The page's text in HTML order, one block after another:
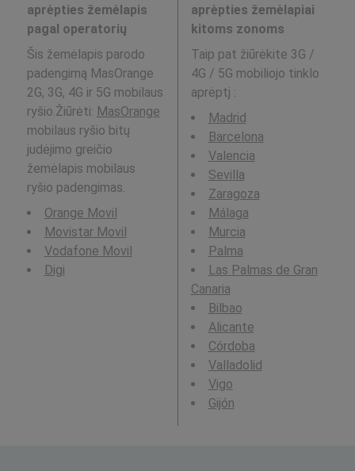
aprėpties žemėlapis
pagal operatorių
Šis žemėlapis parodo
padengimą MasOrange
2G, 3G, 4G ir 5G mobilaus
ryšio.Žiūrėti: MasOrange
mobilaus ryšio bitų
judėjimo greičio
žemėlapis mobilaus
ryšio padengimas.
Orange Movil
Movistar Movil
Vodafone Movil
Digi
aprėpties žemėlapiai
kitoms zonoms
Taip pat žiūrėkite 3G /
4G / 5G mobiliojo tinklo
aprėptį :
Madrid
Barcelona
Valencia
Sevilla
Zaragoza
Málaga
Murcia
Palma
Las Palmas de Gran
Canaria
Bilbao
Alicante
Córdoba
Valladolid
Vigo
Gijón